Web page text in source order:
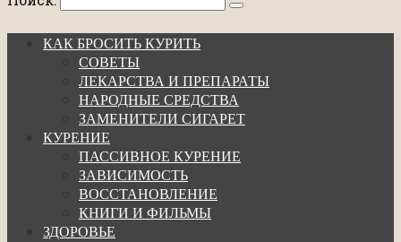
КАК БРОСИТЬ КУРИТЬ
СОВЕТЫ
ЛЕКАРСТВА И ПРЕПАРАТЫ
НАРОДНЫЕ СРЕДСТВА
ЗАМЕНИТЕЛИ СИГАРЕТ
КУРЕНИЕ
ПАССИВНОЕ КУРЕНИЕ
ЗАВИСИМОСТЬ
ВОССТАНОВЛЕНИЕ
КНИГИ И ФИЛЬМЫ
ЗДОРОВЬЕ